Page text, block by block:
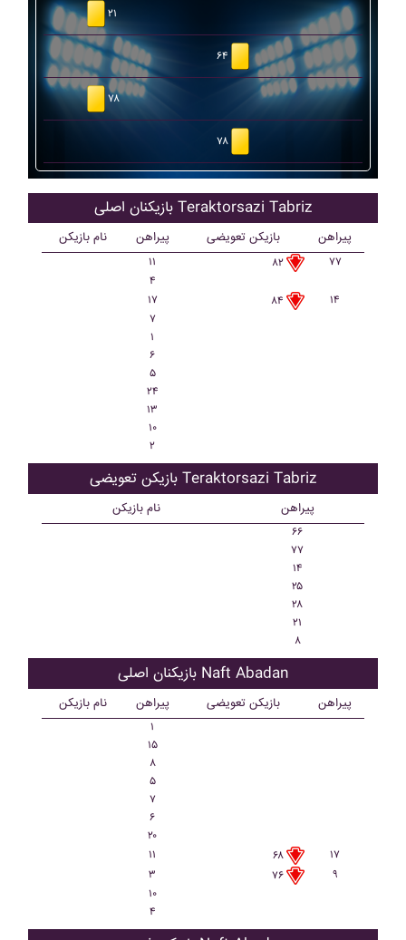
۲۱
۶۴
۷۸
۷۸
بازیکنان اصلی Teraktorsazi Tabriz
نام بازیکن پیراهن بازیکن تعویضی پیراهن
۱۱ ۸۲
۷۷
۴
۱۷
۸۴
۱۴
۷
۱
۶
۵
۲۴
۱۳
۱۰
۲
بازیکن تعویضی Teraktorsazi Tabriz
نام بازیکن پیراهن
۶۶
۷۷
۱۴
۲۵
۲۸
۲۱
۸
بازیکنان اصلی Naft Abadan
نام بازیکن پیراهن بازیکن تعویضی پیراهن
۱
۱۵
۸
۵
۷
۶
۲۰
۱۱
۶۸
۱۷
۳
۷۶
۹
۱۰
۴